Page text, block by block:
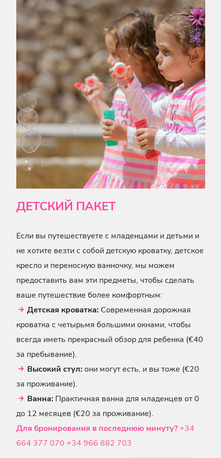
ДЕТСКИЙ ПАКЕТ
Если вы путешествуете с младенцами и детьми и
не хотите везти с собой детскую кроватку, детское
кресло и переносную ванночку, мы можем
предоставить вам эти предметы, чтобы сделать
ваше путешествие более комфортным:
Детская кроватка: Современная дорожная
кроватка с четырьмя большими окнами, чтобы
всегда иметь прекрасный обзор для ребенка (€40
за пребывание).
Высокий стул:они могут есть, и вы тоже (€20
за проживание).
Ванна:Практичная ванна для младенцев от 0
до 12 месяцев (€20 за проживание).
Для бронирования в последнюю минуту? +34
664 377 070 +34 966 882 703